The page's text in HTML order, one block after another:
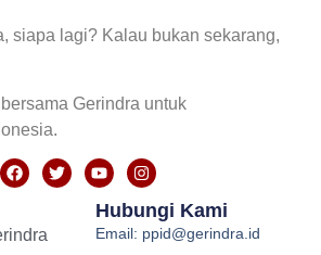
siapa lagi? Kalau bukan sekarang,
Gerindra untuk
Hubungi Kami
Email: ppid@gerindra.id